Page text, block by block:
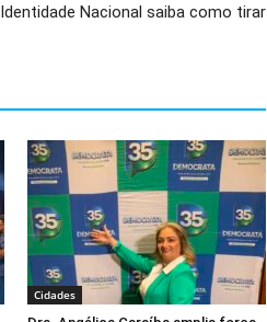
Identidade Nacional saiba como tirar
Cidades